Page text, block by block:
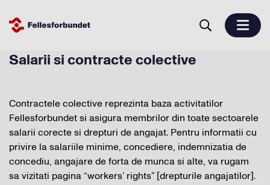
Salarii si contracte colective
Contractele colective reprezinta baza activitatilor
Fellesforbundet si asigura membrilor din toate sectoarele
salarii corecte si drepturi de angajat. Pentru informatii cu
privire la salariile minime, concediere, indemnizatia de
concediu, angajare de forta de munca si alte, va rugam
sa vizitati pagina “workers’ rights” [drepturile angajatilor].